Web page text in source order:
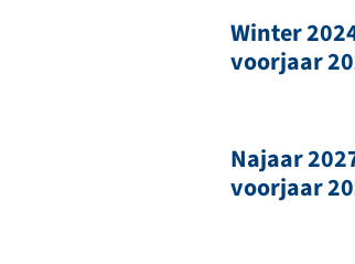
Winter
voorjaar
Najaar
voorjaar